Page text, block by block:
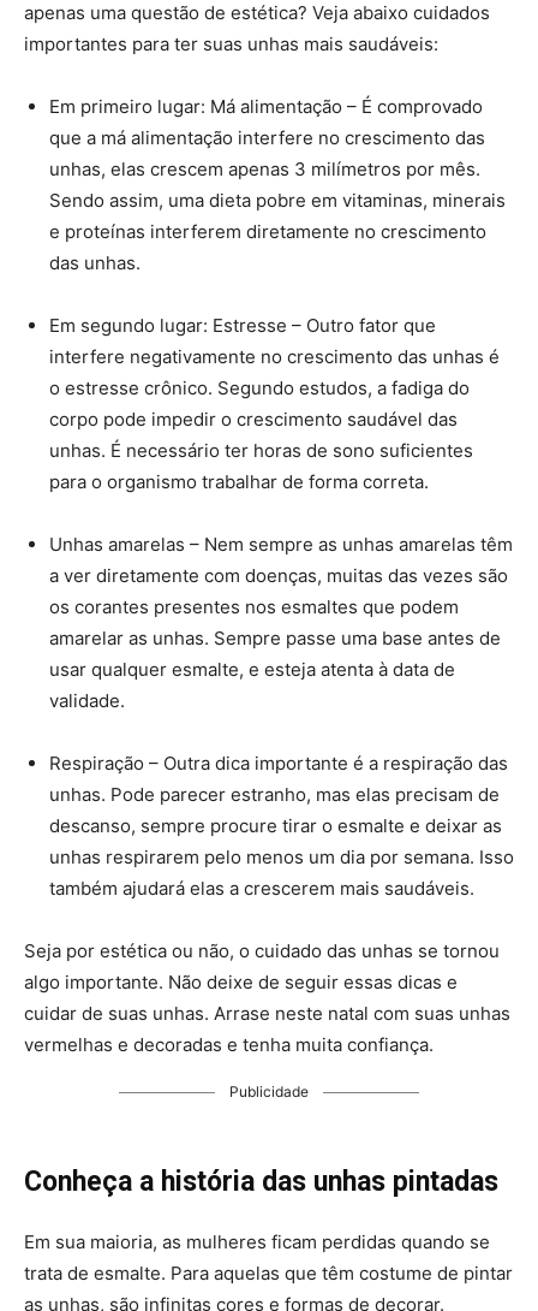
apenas uma questão de estética? Veja abaixo cuidados
importantes para ter suas unhas mais saudáveis:
Em primeiro lugar: Má alimentação – É comprovado
que a má alimentação interfere no crescimento das
unhas, elas crescem apenas 3 milímetros por mês.
Sendo assim, uma dieta pobre em vitaminas, minerais
e proteínas interferem diretamente no crescimento
das unhas.
Em segundo lugar: Estresse – Outro fator que
interfere negativamente no crescimento das unhas é
o estresse crônico. Segundo estudos, a fadiga do
corpo pode impedir o crescimento saudável das
unhas. É necessário ter horas de sono suficientes
para o organismo trabalhar de forma correta.
Unhas amarelas – Nem sempre as unhas amarelas têm
a ver diretamente com doenças, muitas das vezes são
os corantes presentes nos esmaltes que podem
amarelar as unhas. Sempre passe uma base antes de
usar qualquer esmalte, e esteja atenta à data de
validade.
Respiração – Outra dica importante é a respiração das
unhas. Pode parecer estranho, mas elas precisam de
descanso, sempre procure tirar o esmalte e deixar as
unhas respirarem pelo menos um dia por semana. Isso
também ajudará elas a crescerem mais saudáveis.
Seja por estética ou não, o cuidado das unhas se tornou
algo importante. Não deixe de seguir essas dicas e
cuidar de suas unhas. Arrase neste natal com suas unhas
vermelhas e decoradas e tenha muita confiança.
Publicidade
Conheça a história das unhas pintadas
Em sua maioria, as mulheres ficam perdidas quando se
trata de esmalte. Para aquelas que têm costume de pintar
as unhas, são infinitas cores e formas de decorar.